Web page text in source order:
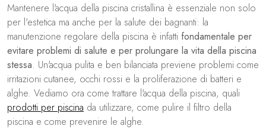
Mantenere l'acqua della piscina cristallina è essenziale non solo
per l'estetica ma anche per la salute dei bagnanti: la
manutenzione regolare della piscina è infatti fondamentale per
evitare problemi di salute e per prolungare la vita della piscina
stessa. Un'acqua pulita e ben bilanciata previene problemi come
irritazioni cutanee, occhi rossi e la proliferazione di batteri e
alghe. Vediamo ora come trattare l'acqua della piscina, quali
prodotti per piscina da utilizzare, come pulire il filtro della
piscina e come prevenire le alghe.